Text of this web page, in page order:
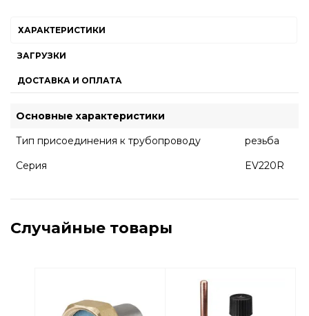
ХАРАКТЕРИСТИКИ
ЗАГРУЗКИ
ДОСТАВКА И ОПЛАТА
Основные характеристики
Тип присоединения к трубопроводу
резьба
Серия
EV220R
Случайные товары